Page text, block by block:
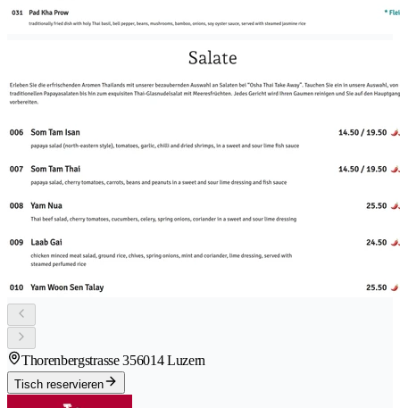
Thorenbergstrasse 356014 Luzern
Tisch reservieren